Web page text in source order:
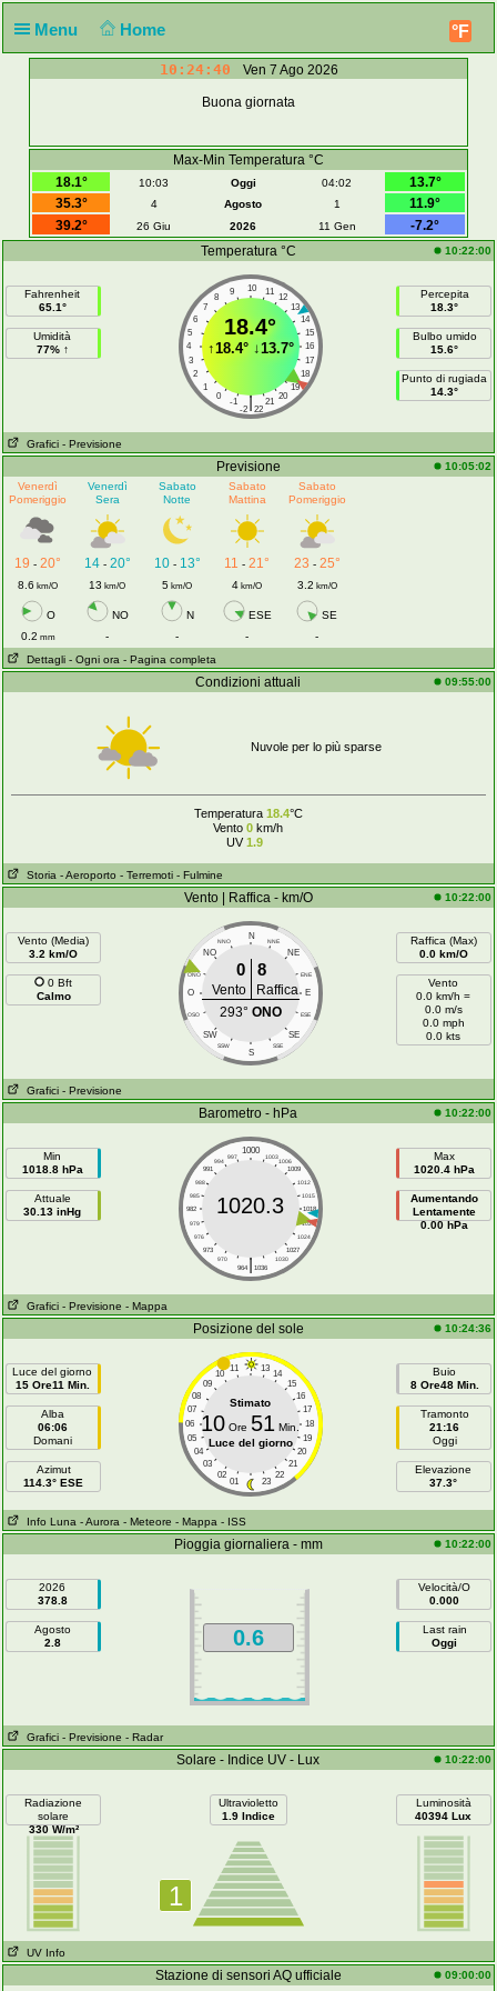
Menu Home °F
10:24:40 Ven 7 Ago 2026
Buona giornata
Max-Min Temperatura °C
18.1°
10:03 Oggi 04:02
13.7°
35.3°
4 Agosto 1
11.9°
39.2°
26 Giu 2026 11 Gen
-7.2°
Temperatura °C
10:22:00
Fahrenheit
65.1°
Umidità
77% ↑
10
9 11
8
12
7
13
6
14
5
15
4
16
3
17
2
18
1
19
0
20
-1 21
|
-2 22
18.4°
↑18.4°↓13.7°
Percepita
18.3°
Bulbo umido
15.6°
Punto di rugiada
14.3°
Grafici - Previsione
Previsione
10:05:02
Venerdì
Pomeriggio
Venerdì
Sera
Sabato
Notte
Sabato
Mattina
Sabato
Pomeriggio
19 -20° 14- 20° 10- 13° 11 -21° 23 - 25°
8.6 km/O 13 km/O 5 km/O 4 km/O 3.2 km/O
O NO N ESE
SE
0.2 mm - - -
-
Dettagli - Ogni ora - Pagina completa
Condizioni attuali 09:55:00
Nuvole per lo più sparse
Temperatura 18.4°C
Vento 0 km/h
UV1.9
Storia - Aeroporto - Terremoti - Fulmine
Vento | Raffica - km/O 10:22:00
Vento (Media)
3.2 km/O
0 Bft
Calmo
N
NNO NNE
NO NE
ONO ENE
O E
OSO ESE
SW SE
SSW SSE
S
0 8
Vento
Raffica
293° ONO
Raffica (Max)
0.0 km/O
Vento
0.0 km/h =
0.0 m/s
0.0 mph
0.0 kts
Grafici - Previsione
Barometro - hPa 10:22:00
Min
1018.8 hPa
Attuale
30.13 inHg
1000
997 1003
994
1006
991
1009
988
1012
985
1015
982
1018
979
1021
976
1024
973
1027
970
1030
|
964 1036
1020.3
Max
1020.4 hPa
Aumentando
Lentamente
0.00 hPa
Grafici - Previsione - Mappa
Posizione del sole 10:24:36
Luce del giorno
15 Ore11 Min.
Alba
06:06
Domani
Azimut
114.3° ESE
11 13
10
14
09
15
08
16
07
17
06
18
05
19
04
20
03
21
02
22
01 23
Stimato
10 Ore 51 Min.
Luce del giorno
Buio
8 Ore48 Min.
Tramonto
21:16
Oggi
Elevazione
37.3°
Info Luna - Aurora - Meteore - Mappa - ISS
Pioggia giornaliera - mm 10:22:00
2026
378.8
Agosto
2.8
0.6
Velocità/O
0.000
Last rain
Oggi
Grafici - Previsione - Radar
Solare - Indice UV - Lux 10:22:00
Radiazione
solare
330 W/m²
Ultravioletto
1.9 Indice
1
Luminosità
40394 Lux
UV Info
Stazione di sensori AQ ufficiale 09:00:00